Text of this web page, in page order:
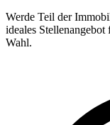
Werde Teil der
ideales
Wahl.